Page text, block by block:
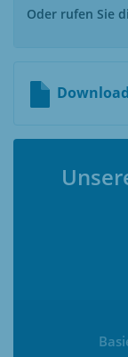
Oder rufen Sie